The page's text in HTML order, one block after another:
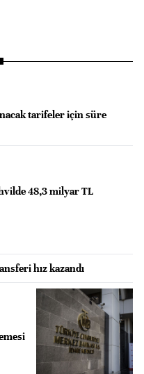
tarifeler için süre
48,3 milyar TL
hız kazandı